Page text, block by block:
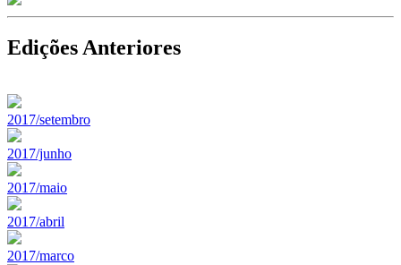
Edições Anteriores
2017/setembro
2017/junho
2017/maio
2017/abril
2017/marco